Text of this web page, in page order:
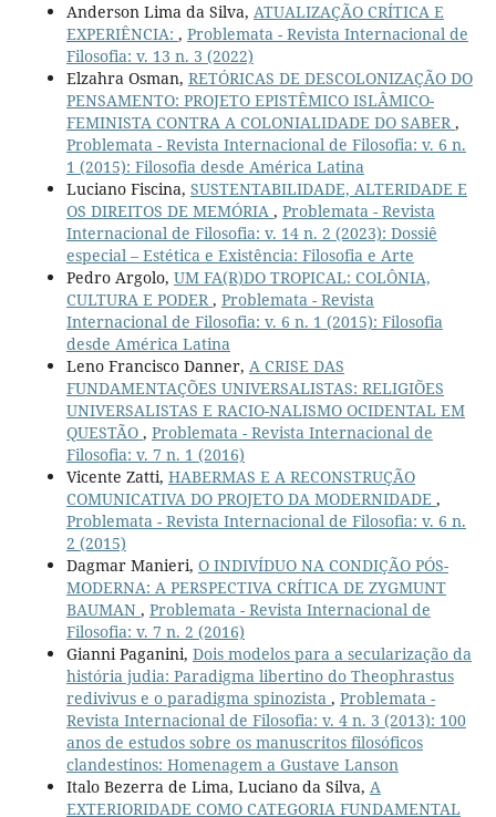
Anderson Lima da Silva, ATUALIZAÇÃO CRÍTICA E
EXPERIÊNCIA: , Problemata - Revista Internacional de
Filosofia: v. 13 n. 3 (2022)
Elzahra Osman, RETÓRICAS DE DESCOLONIZAÇÃO DO
PENSAMENTO: PROJETO EPISTÊMICO ISLÂMICO-
FEMINISTA CONTRA A COLONIALIDADE DO SABER,
Problemata - Revista Internacional de Filosofia: v. 6 n.
1 (2015): Filosofia desde América Latina
Luciano Fiscina, SUSTENTABILIDADE, ALTERIDADE E
OS DIREITOS DE MEMÓRIA , Problemata - Revista
Internacional de Filosofia: v. 14 n. 2 (2023): Dossiê
especial – Estética e Existência: Filosofia e Arte
Pedro Argolo, UM FA(R)DO TROPICAL: COLÔNIA,
CULTURA E PODER, Problemata - Revista
Internacional de Filosofia: v. 6 n. 1 (2015): Filosofia
desde América Latina
Leno Francisco Danner, A CRISE DAS
FUNDAMENTAÇÕES UNIVERSALISTAS: RELIGIÕES
UNIVERSALISTAS E RACIO-NALISMO OCIDENTAL EM
QUESTÃO , Problemata - Revista Internacional de
Filosofia: v. 7 n. 1 (2016)
Vicente Zatti, HABERMAS E A RECONSTRUÇÃO
COMUNICATIVA DO PROJETO DA MODERNIDADE ,
Problemata - Revista Internacional de Filosofia: v. 6 n.
2 (2015)
Dagmar Manieri, O INDIVÍDUO NA CONDIÇÃO PÓS-
MODERNA: A PERSPECTIVA CRÍTICA DE ZYGMUNT
BAUMAN , Problemata - Revista Internacional de
Filosofia: v. 7 n. 2 (2016)
Gianni Paganini, Dois modelos para a secularização da
história judia: Paradigma libertino do Theophrastus
redivivus e o paradigma spinozista , Problemata -
Revista Internacional de Filosofia: v. 4 n. 3 (2013): 100
anos de estudos sobre os manuscritos filosóficos
clandestinos: Homenagem a Gustave Lanson
Italo Bezerra de Lima, Luciano da Silva, A
EXTERIORIDADE COMO CATEGORIA FUNDAMENTAL